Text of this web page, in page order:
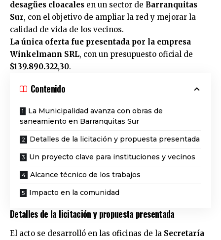
desagües cloacales en un sector de Barranquitas
Sur, con el objetivo de ampliar la red y mejorar la
calidad de vida de los vecinos.
La única oferta fue presentada por la empresa
Winkelmann SRL, con un presupuesto oficial de
$139.890.322,30.
Contenido
La Municipalidad avanza con obras de
saneamiento en Barranquitas Sur
Detalles de la licitación y propuesta presentada
Un proyecto clave para instituciones y vecinos
Alcance técnico de los trabajos
Impacto en la comunidad
Detalles de la licitación y propuesta presentada
El acto se desarrolló en las oficinas de la Secretaría